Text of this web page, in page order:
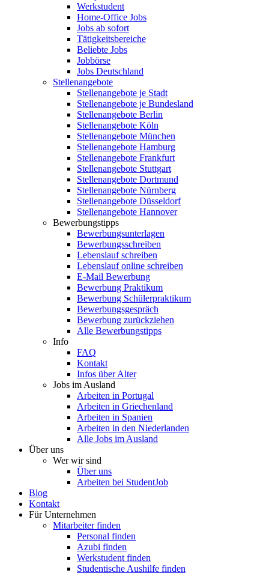
Werkstudent
Home-Office Jobs
Jobs ab sofort
Tätigkeitsbereiche
Beliebte Jobs
Jobbörse
Jobs Deutschland
Stellenangebote
Stellenangebote je Stadt
Stellenangebote je Bundesland
Stellenangebote Berlin
Stellenangebote Köln
Stellenangebote München
Stellenangebote Hamburg
Stellenangebote Frankfurt
Stellenangebote Stuttgart
Stellenangebote Dortmund
Stellenangebote Nürnberg
Stellenangebote Düsseldorf
Stellenangebote Hannover
Bewerbungstipps
Bewerbungsunterlagen
Bewerbungsschreiben
Lebenslauf schreiben
Lebenslauf online schreiben
E-Mail Bewerbung
Bewerbung Praktikum
Bewerbung Schülerpraktikum
Bewerbungsgespräch
Bewerbung zurückziehen
Alle Bewerbungstipps
Info
FAQ
Kontakt
Infos über Alter
Jobs im Ausland
Arbeiten in Portugal
Arbeiten in Griechenland
Arbeiten in Spanien
Arbeiten in den Niederlanden
Alle Jobs im Ausland
Über uns
Wer wir sind
Über uns
Arbeiten bei StudentJob
Blog
Kontakt
Für Unternehmen
Mitarbeiter finden
Personal finden
Azubi finden
Werkstudent finden
Studentische Aushilfe finden